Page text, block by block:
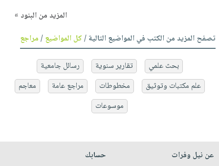
المزيد من البنود »
تصفح المزيد من الكتب في المواضيع التالية /كل المواضيع/مراجع
بحث علمي تقارير سنوية
رسائل جامعية
علم مكتبات وتوثيق
مخطوطات مراجع عامة
معاجم
موسوعات
عن نيل وفرات
حسابك